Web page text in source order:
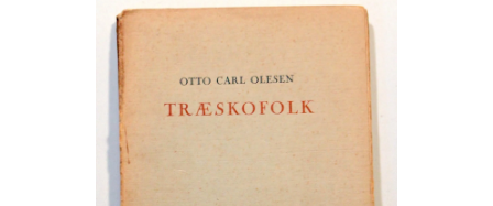
Engelsk
Erhverv
Europa
Fantasy / Sciencefiction